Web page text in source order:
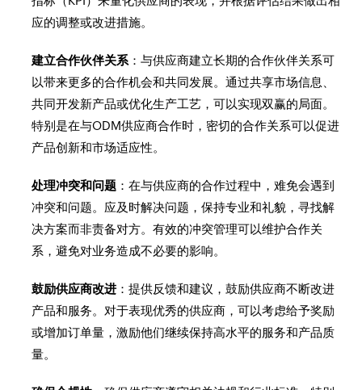
应的调整或改进措施。
建立合作伙伴关系 ：与供应商建立长期的合作伙伴关系可
以带来更多的合作机会和共同发展。通过共享市场信息、
共同开发新产品或优化生产工艺，可以实现双赢的局面。
特别是在与ODM供应商合作时，密切的合作关系可以促进
产品创新和市场适应性。
处理冲突和问题 ：在与供应商的合作过程中，难免会遇到
冲突和问题。应及时解决问题，保持专业和礼貌，寻找解
决方案而非责备对方。有效的冲突管理可以维护合作关
系，避免对业务造成不必要的影响。
鼓励供应商改进 ：提供反馈和建议，鼓励供应商不断改进
产品和服务。对于表现优秀的供应商，可以考虑给予奖励
或增加订单量，激励他们继续保持高水平的服务和产品质
量。